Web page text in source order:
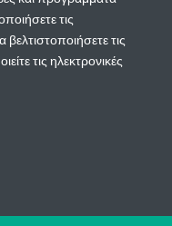
τις
τις
τις ηλεκτρονικές